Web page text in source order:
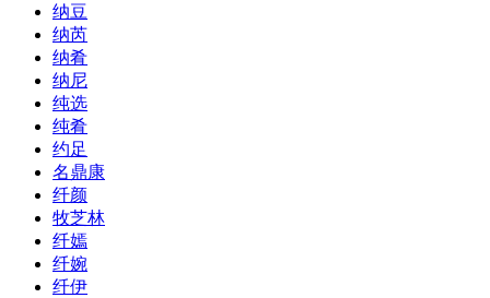
纳豆
纳芮
纳肴
纳尼
纯选
纯肴
约足
名鼎康
纤颜
牧芝林
纤嫣
纤婉
纤伊